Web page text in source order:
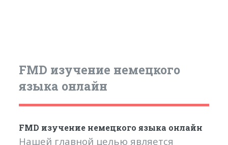
FMD изучение немецкого
языка онлайн
FMD изучение немецкого языка онлайн
Нашей главной целью является